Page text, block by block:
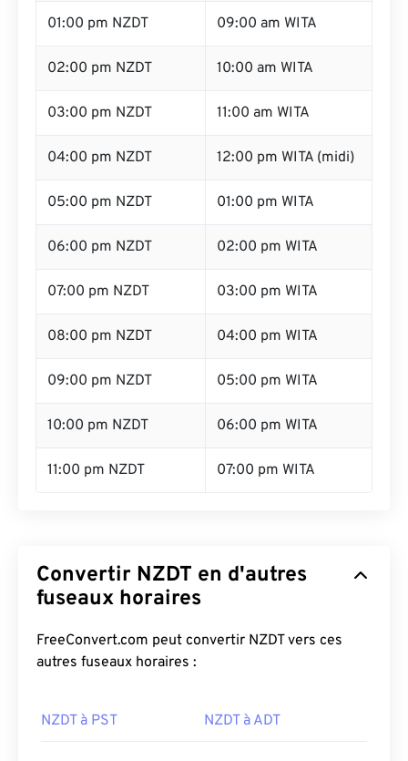
01:00 pm NZDT 09:00 am WITA
02:00 pm NZDT 10:00 am WITA
03:00 pm NZDT 11:00 am WITA
04:00 pm NZDT 12:00 pm WITA (midi)
05:00 pm NZDT 01:00 pm WITA
06:00 pm NZDT 02:00 pm WITA
07:00 pm NZDT 03:00 pm WITA
08:00 pm NZDT 04:00 pm WITA
09:00 pm NZDT 05:00 pm WITA
10:00 pm NZDT 06:00 pm WITA
11:00 pm NZDT 07:00 pm WITA
Convertir NZDT en d'autres
fuseaux horaires
FreeConvert.com peut convertir NZDT vers ces
autres fuseaux horaires :
NZDT à PST NZDT à ADT